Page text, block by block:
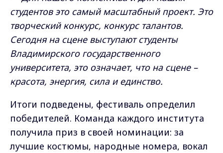
студентов это самый масштабный проект. Это
творческий конкурс, конкурс талантов.
Сегодня на сцене выступают студенты
Владимирского государственного
университета, это означает, что на сцене –
красота, энергия, сила и единство.
Итоги подведены, фестиваль определил
победителей. Команда каждого института
получила приз в своей номинации: за
лучшие костюмы, народные номера, вокал